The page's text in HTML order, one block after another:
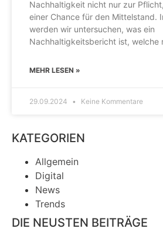
Nachhaltigkeit nicht nur zur
einer Chance für den Mittelstand.
werden wir untersuchen, was ein
Nachhaltigkeitsbericht ist, welche
MEHR LESEN »
29.09.2024 Keine Kommentare
KATEGORIEN
Allgemein
Digital
News
Trends
DIE NEUSTEN BEITRÄGE